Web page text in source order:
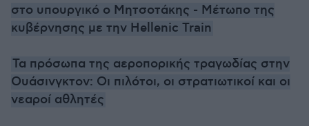
στο υπουργικό ο Μητσοτάκης - Μέτωπο της
κυβέρνησης με την Hellenic Train
Τα πρόσωπα της αεροπορικής τραγωδίας στην
Ουάσινγκτον: Οι πιλότοι, οι στρατιωτικοί και οι
νεαροί αθλητές